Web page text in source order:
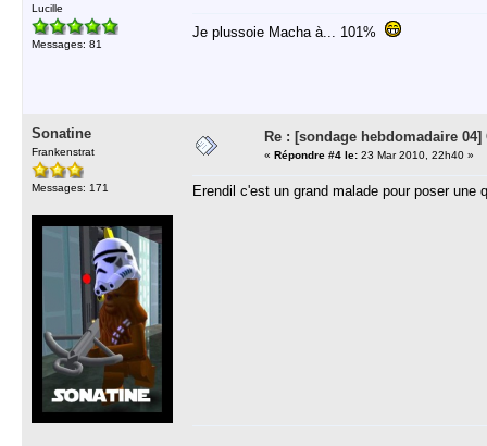
Lucille
Messages: 81
Je plussoie Macha à... 101%
Sonatine
Frankenstrat
Messages: 171
Re : [sondage hebdomadaire 04]
« Répondre #4 le: 23 Mar 2010, 22h40 »
Erendil c'est un grand malade pour poser une